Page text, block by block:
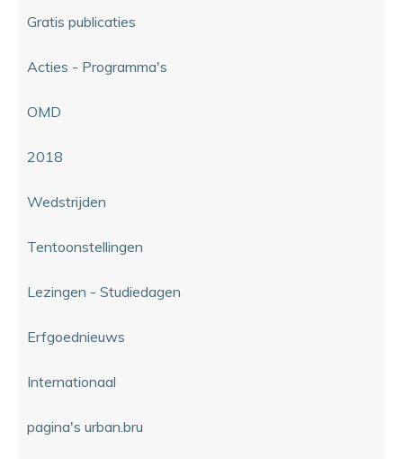
Gratis publicaties
Acties - Programma's
OMD
2018
Wedstrijden
Tentoonstellingen
Lezingen - Studiedagen
Erfgoednieuws
Internationaal
pagina's urban.bru